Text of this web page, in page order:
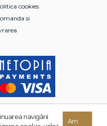
cookies
si
drepturile rezervate.
navigării
Am